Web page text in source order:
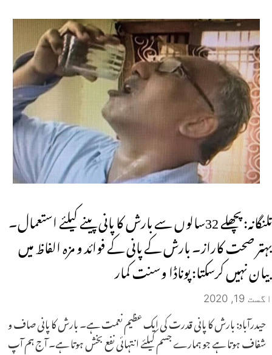
تلنگانہ: پچھلے 32سالوں سے بارش کا پانی پینے کیلئے استعمال۔
بہتر صحت کاراز۔ بارش کے پانی کے فوائد و مزہ الفاظ میں
بیان نہیں کرسکتا: پوناڈا وسنت کمار
اگست 19, 2020
حیدرآباد: بارش کا پانی قدرت کی ایک عظیم نعمت ہے۔ بارش کا پانی صاف و
شفاف ہوتا ہے جو ہمارے جسم کیلئے انتہائی نفع بخش ہوتا ہے۔ آج ہم آپ